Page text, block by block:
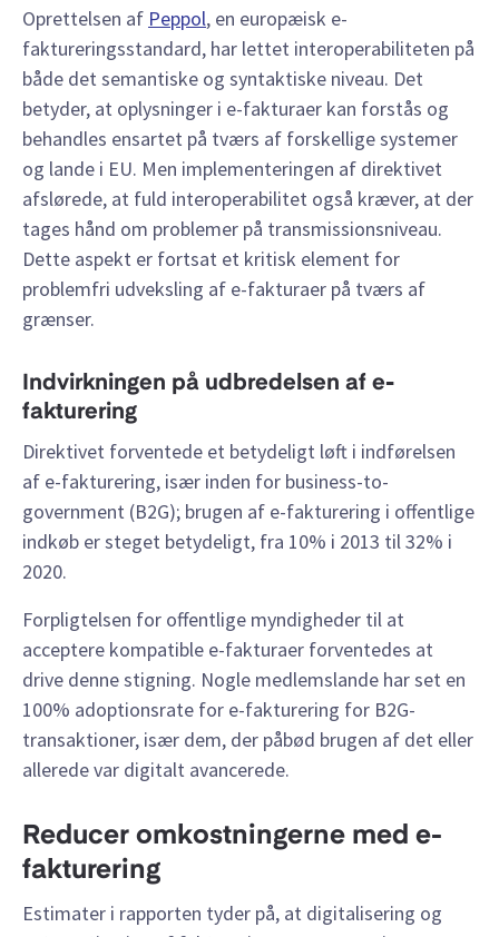
Oprettelsen af Peppol, en europæisk e-
faktureringsstandard, har lettet interoperabiliteten på
både det semantiske og syntaktiske niveau. Det
betyder, at oplysninger i e-fakturaer kan forstås og
behandles ensartet på tværs af forskellige systemer
og lande i EU. Men implementeringen af direktivet
afslørede, at fuld interoperabilitet også kræver, at der
tages hånd om problemer på transmissionsniveau.
Dette aspekt er fortsat et kritisk element for
problemfri udveksling af e-fakturaer på tværs af
grænser.
Indvirkningen på udbredelsen af e-
fakturering
Direktivet forventede et betydeligt løft i indførelsen
af e-fakturering, især inden for business-to-
government (B2G); brugen af e-fakturering i offentlige
indkøb er steget betydeligt, fra 10% i 2013 til 32% i
2020.
Forpligtelsen for offentlige myndigheder til at
acceptere kompatible e-fakturaer forventedes at
drive denne stigning. Nogle medlemslande har set en
100% adoptionsrate for e-fakturering for B2G-
transaktioner, især dem, der påbød brugen af det eller
allerede var digitalt avancerede.
Reducer omkostningerne med e-
fakturering
Estimater i rapporten tyder på, at digitalisering og